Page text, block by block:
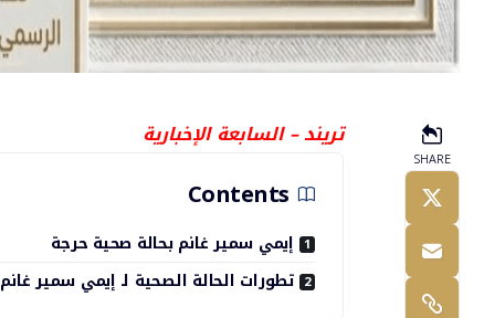
SHARE
تريند – السابعة الإخبارية
Contents
إيمي سمير غانم بحالة صحية حرجة
تطورات الحالة الصحية لـ إيمي سمير غانم